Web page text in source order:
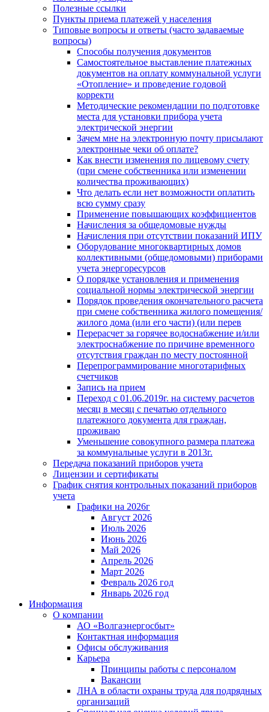
Полезные ссылки
Пункты приема платежей у населения
Типовые вопросы и ответы (часто задаваемые
вопросы)
Способы получения документов
Самостоятельное выставление платежных
документов на оплату коммунальной услуги
«Отопление» и проведение годовой
корректи
Методические рекомендации по подготовке
места для установки прибора учета
электрической энергии
Зачем мне на электронную почту присылают
электронные чеки об оплате?
Как внести изменения по лицевому счету
(при смене собственника или изменении
количества проживающих)
Что делать если нет возможности оплатить
всю сумму сразу
Применение повышающих коэффициентов
Начисления за общедомовые нужды
Начисления при отсутствии показаний ИПУ
Оборудование многоквартирных домов
коллективными (общедомовыми) приборами
учета энергоресурсов
О порядке установления и применения
социальной нормы электрической энергии
Порядок проведения окончательного расчета
при смене собственника жилого помещения/
жилого дома (или его части) (или перев
Перерасчет за горячее водоснабжение и/или
электроснабжение по причине временного
отсутствия граждан по месту постоянной
Перепрограммирование многотарифных
счетчиков
Запись на прием
Переход с 01.06.2019г. на систему расчетов
месяц в месяц с печатью отдельного
платежного документа для граждан,
проживаю
Уменьшение совокупного размера платежа
за коммунальные услуги в 2013г.
Передача показаний приборов учета
Лицензии и сертификаты
График снятия контрольных показаний приборов
учета
Графики на 2026г
Август 2026
Июль 2026
Июнь 2026
Май 2026
Апрель 2026
Март 2026
Февраль 2026 год
Январь 2026 год
Информация
О компании
АО «Волгаэнергосбыт»
Контактная информация
Офисы обслуживания
Карьера
Принципы работы с персоналом
Вакансии
ЛНА в области охраны труда для подрядных
организаций